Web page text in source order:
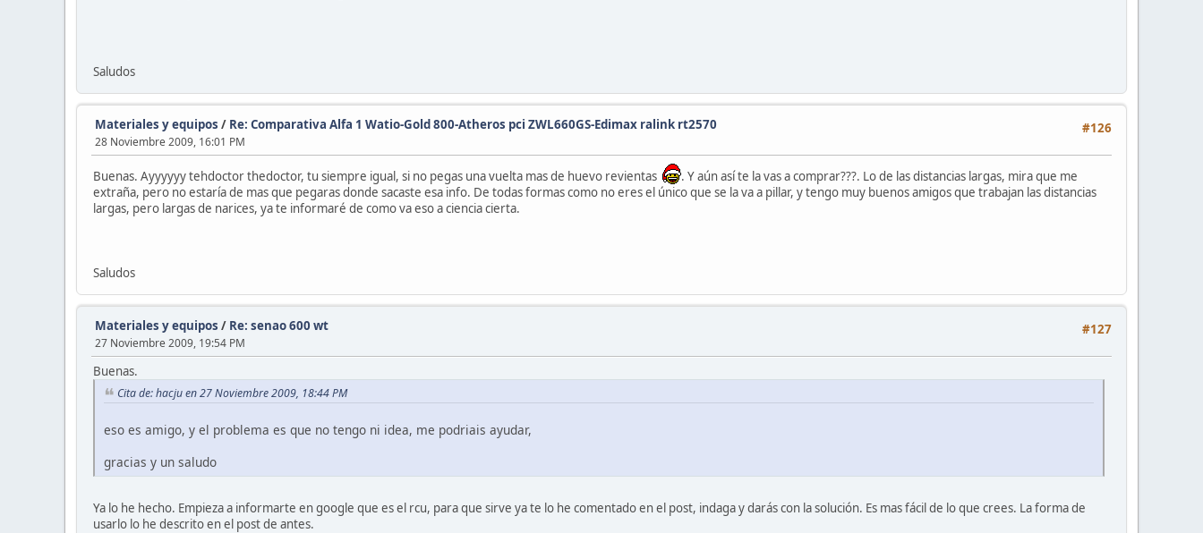
Saludos
#126
Materiales y equipos / Re: Comparativa Alfa 1 Watio-Gold 800-Atheros pci ZWL660GS-Edimax ralink rt2570
28 Noviembre 2009, 16:01 PM
Buenas. Ayyyyyy tehdoctor thedoctor, tu siempre igual, si no pegas una vuelta mas de huevo revientas
. Y aún así te la vas a comprar???. Lo de las distancias largas, mira que me
extraña, pero no estaría de mas que pegaras donde sacaste esa info. De todas formas como no eres el único que se la va a pillar, y tengo muy buenos amigos que trabajan las distancias
largas, pero largas de narices, ya te informaré de como va eso a ciencia cierta.
Saludos
#127
Materiales y equipos / Re: senao 600 wt
27 Noviembre 2009, 19:54 PM
Buenas.
Cita de: hacju en 27 Noviembre 2009, 18:44 PM
eso es amigo, y el problema es que no tengo ni idea, me podriais ayudar,
gracias y un saludo
Ya lo he hecho. Empieza a informarte en google que es el rcu, para que sirve ya te lo he comentado en el post, indaga y darás con la solución. Es mas fácil de lo que crees. La forma de
usarlo lo he descrito en el post de antes.